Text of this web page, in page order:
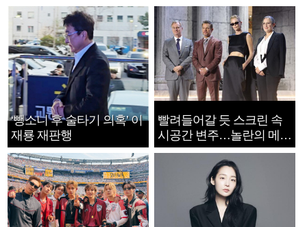
‘뺑소니 후 술타기 의혹’ 이
재룡 재판행
빨려들어갈 듯 스크린 속
시공간 변주…놀란의 메시
지는 ‘전쟁 속죄’